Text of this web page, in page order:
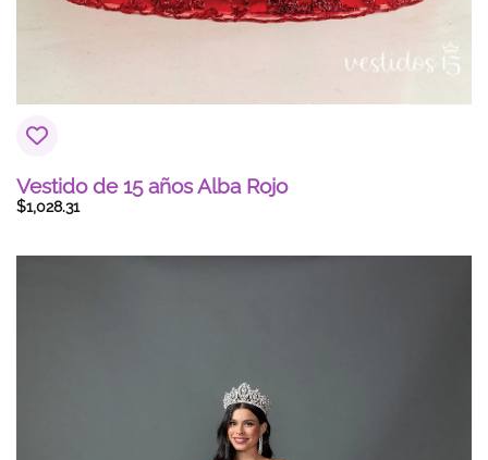
Vestido de 15 años Alba Rojo
$1,028.31